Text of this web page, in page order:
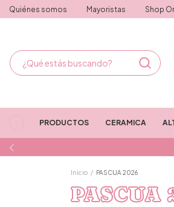
Quiénes somos Mayoristas Shop
PRODUCTOS CERAMICA
Inicio / PASCUA 2026
PASCUA